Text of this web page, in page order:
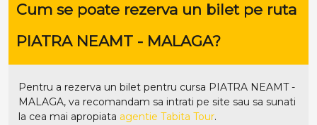
Cum se poate rezerva un bilet pe ruta
PIATRA NEAMT - MALAGA?
Pentru a rezerva un bilet pentru cursa PIATRA NEAMT -
MALAGA, va recomandam sa intrati pe site sau sa sunati
la cea mai apropiata agentie Tabita Tour.